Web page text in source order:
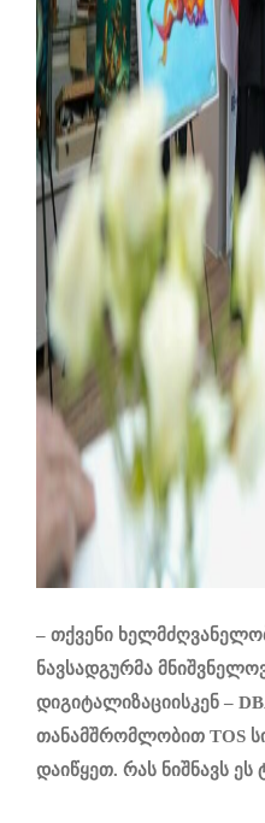
– თქვენი
ნავსადგურმა
დიგიტალიზაციისკენ –
თანამშრომლობით TOS
დაიწყეთ. რას ნიშნავს